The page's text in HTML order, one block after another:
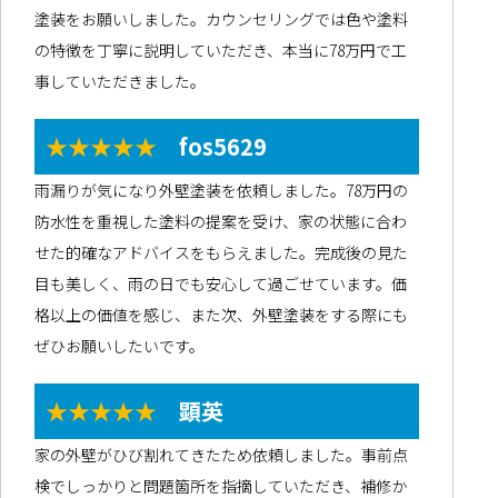
塗装をお願いしました。カウンセリングでは色や塗料
の特徴を丁寧に説明していただき、本当に78万円で工
事していただきました。
★★★★★ fos5629
雨漏りが気になり外壁塗装を依頼しました。78万円の
防水性を重視した塗料の提案を受け、家の状態に合わ
せた的確なアドバイスをもらえました。完成後の見た
目も美しく、雨の日でも安心して過ごせています。価
格以上の価値を感じ、また次、外壁塗装をする際にも
ぜひお願いしたいです。
★★★★★ 顕英
家の外壁がひび割れてきたため依頼しました。事前点
検でしっかりと問題箇所を指摘していただき、補修か